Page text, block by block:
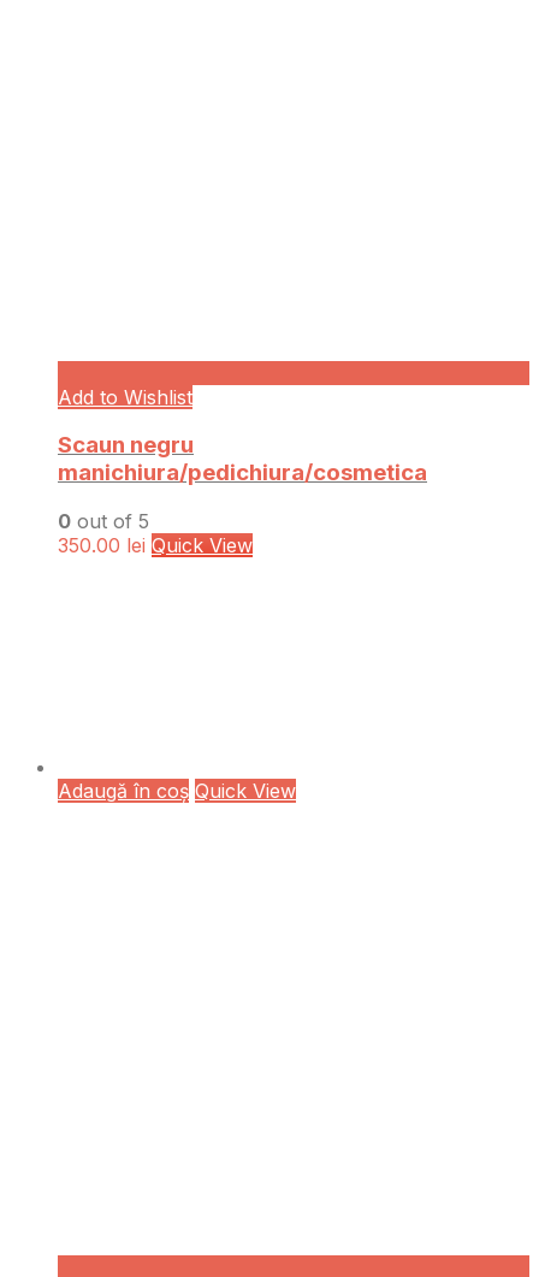
Add to Wishlist
Scaun negru
manichiura/pedichiura/cosmetica
0 out of 5
350.00 lei Quick View
Adaugă în coș Quick View